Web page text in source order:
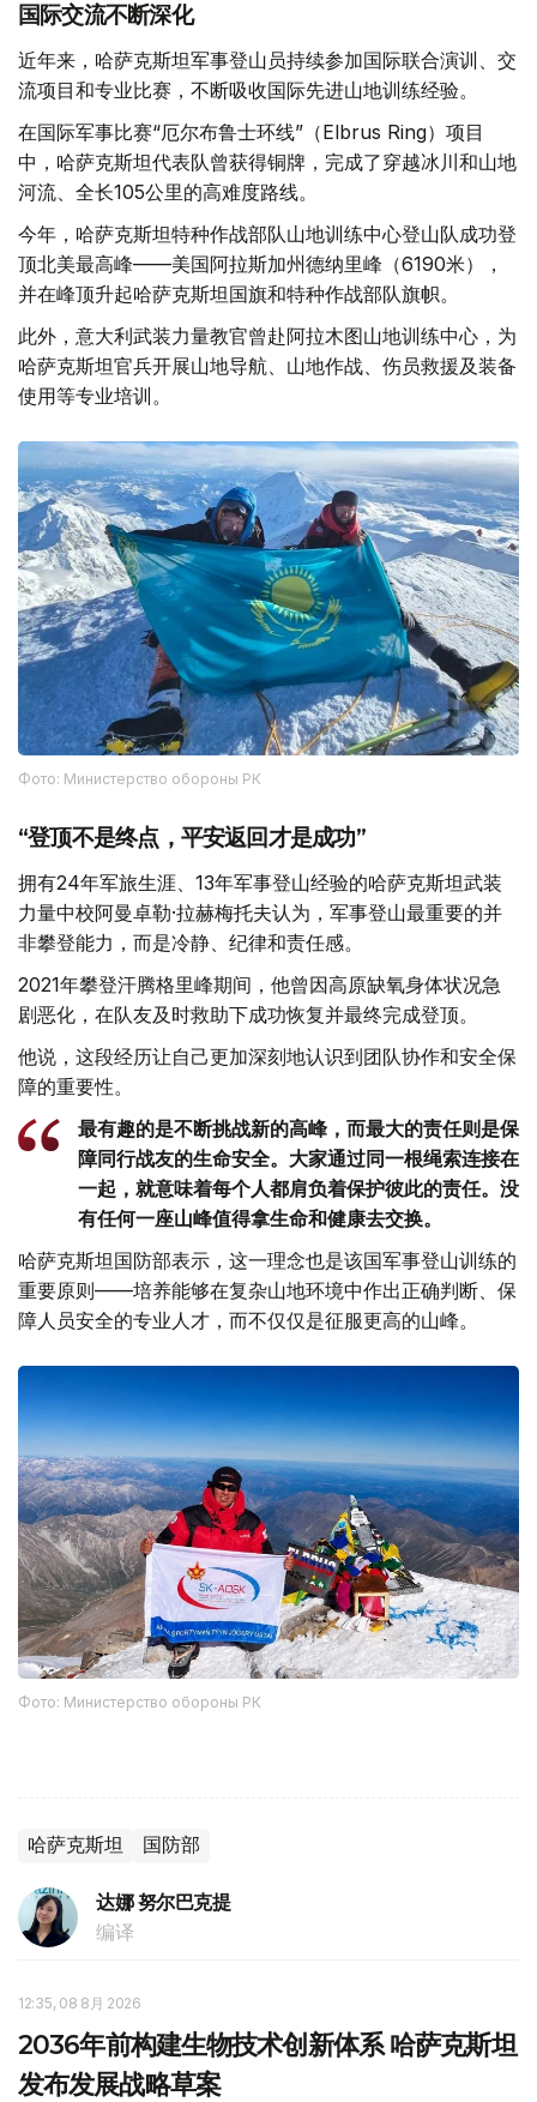
国际交流不断深化
近年来，哈萨克斯坦军事登山员持续参加国际联合演训、交
流项目和专业比赛，不断吸收国际先进山地训练经验。
在国际军事比赛“厄尔布鲁士环线”（Elbrus Ring）项目
中，哈萨克斯坦代表队曾获得铜牌，完成了穿越冰川和山地
河流、全长105公里的高难度路线。
今年，哈萨克斯坦特种作战部队山地训练中心登山队成功登
顶北美最高峰——美国阿拉斯加州德纳里峰（6190米），
并在峰顶升起哈萨克斯坦国旗和特种作战部队旗帜。
此外，意大利武装力量教官曾赴阿拉木图山地训练中心，为
哈萨克斯坦官兵开展山地导航、山地作战、伤员救援及装备
使用等专业培训。
Фото: Министерство обороны РК
“登顶不是终点，平安返回才是成功”
拥有24年军旅生涯、13年军事登山经验的哈萨克斯坦武装
力量中校阿曼卓勒·拉赫梅托夫认为，军事登山最重要的并
非攀登能力，而是冷静、纪律和责任感。
2021年攀登汗腾格里峰期间，他曾因高原缺氧身体状况急
剧恶化，在队友及时救助下成功恢复并最终完成登顶。
他说，这段经历让自己更加深刻地认识到团队协作和安全保
障的重要性。
最有趣的是不断挑战新的高峰，而最大的责任则是保
障同行战友的生命安全。大家通过同一根绳索连接在
一起，就意味着每个人都肩负着保护彼此的责任。没
有任何一座山峰值得拿生命和健康去交换。
哈萨克斯坦国防部表示，这一理念也是该国军事登山训练的
重要原则——培养能够在复杂山地环境中作出正确判断、保
障人员安全的专业人才，而不仅仅是征服更高的山峰。
Фото: Министерство обороны РК
哈萨克斯坦 国防部
达娜 努尔巴克提
编译
12:35, 08 8月 2026
2036年前构建生物技术创新体系 哈萨克斯坦
发布发展战略草案